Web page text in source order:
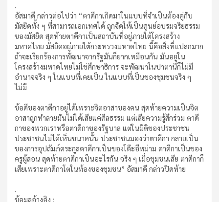
.
อัสมาดี กล่าวต่อไปว่า “ตาดีกาเกิดมาในแบบที่จำเป็นต้องคู่กับ
มัสยิดทั้ง ๆ ที่สามารถเอกเทศได้ ถูกจัดให้เป็นศูนย์อบรมจริยธรรม
ของมัสยิด สุดท้ายตาดีกาเป็นสถาบันที่อยู่ภายใต้โครงสร้าง
มหาดไทย มัสยิดอยู่ภายใต้กระทรวงมหาดไทย นี้คือสิ่งที่แปลกมาก
ถ้าจะเรียกร้องการพัฒนาจากรัฐมันก็ยากเหมือนกัน มันอยู่ใน
โครงสร้างมหาดไทยไม่ใช่ศึกษาธิการ จะพัฒนาในปาตานีก็ไม่มี
อำนาจจริง ๆ ในแบบที่เคยเป็น ในแบบที่เป็นของชุมชนจริง ๆ
ไม่มี
ข้อดีของตาดีกาอยู่ได้เพราะจิตอาสาของคน สุดท้ายความเป็นจิต
อาสาถูกทำลายมันไม่ได้เสียแค่ศีลธรรม แต่เสียความรู้สึกร่วม ตาดี
กาของพวกเราหรือตาดีกาของรัฐบาล แต่ในมิติของประชาชน
ประชาชนไม่ได้เห็นขนาดนั้น ประชาชนมองว่าตาดีกา กลายเป็น
ของการอุปถัมภ์ตระกูลตาดีกาเป็นของโต๊ะอีหม่าม ตาดีกาเป็นของ
ครูผู้สอน สุดท้ายตาดีกาเป็นอะไรกัน จริง ๆ เมื่อชุมชนเสีย ตาดีกาก็
เสียเพราะตาดีกาโตในท้องของชุมชน” อัสมาดี กล่าวปิดท้าย
.
ข้อมูลอ้างอิง :